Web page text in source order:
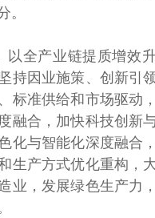
。
以全产业链提质增效
持因业施策、创新引
标准供给和市场驱动
融合，加快科技创新
化与智能化深度融合
生产方式优化重构，
业，发展绿色生产力